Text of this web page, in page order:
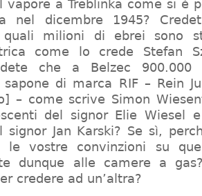
vapore a Treblinka come si è
nel dicembre 1945?
quali milioni di ebrei sono
come lo crede Stefan
che a Belzec
di marca RIF – Rein
– come scrive Simon
del signor Elie Wiesel
Jan Karski? Se sì,
le vostre convinzioni su
dunque alle camere a
credere ad un’altra?